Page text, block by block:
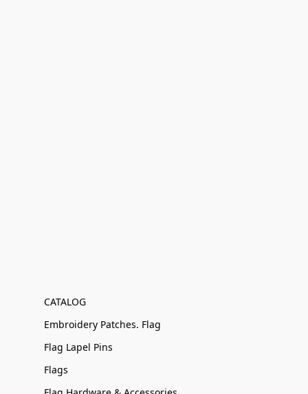
CATALOG
Embroidery Patches. Flag
Flag Lapel Pins
Flags